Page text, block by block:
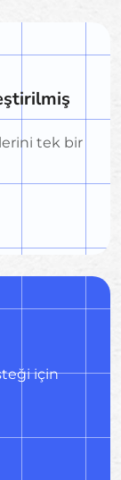
tek bir
için